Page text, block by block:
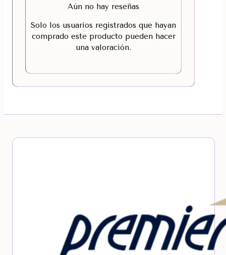
Aún no hay reseñas
Solo los usuarios registrados que hayan
comprado este producto pueden hacer
una valoración.